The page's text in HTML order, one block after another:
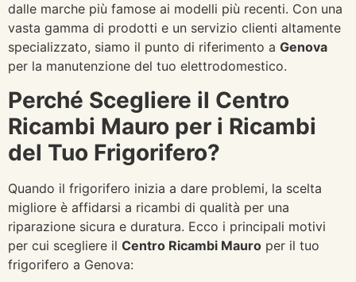
dalle marche più famose ai modelli più recenti. Con una
vasta gamma di prodotti e un servizio clienti altamente
specializzato, siamo il punto di riferimento a Genova
per la manutenzione del tuo elettrodomestico.
Perché Scegliere il Centro
Ricambi Mauro per i Ricambi
del Tuo Frigorifero?
Quando il frigorifero inizia a dare problemi, la scelta
migliore è affidarsi a ricambi di qualità per una
riparazione sicura e duratura. Ecco i principali motivi
per cui scegliere il Centro Ricambi Mauro per il tuo
frigorifero a Genova: